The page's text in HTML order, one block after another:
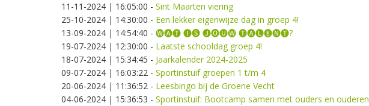
11-11-2024 | 16:05:00 - Sint Maarten viering
25-10-2024 | 14:30:00 - Een lekker eigenwijze dag in groep 4!
13-09-2024 | 14:54:40 - 🅦🅐🅣 🅘🅢 🅙🅞🅤🅦 🅣🅐🅛🅔🅝🅣?
19-07-2024 | 12:30:00 - Laatste schooldag groep 4!
18-07-2024 | 15:34:45 - Jaarkalender 2024-2025
09-07-2024 | 16:03:22 - Sportinstuif groepen 1 t/m 4
20-06-2024 | 11:36:52 - Leesbingo bij de Groene Vecht
04-06-2024 | 15:36:53 - Sportinstuif: Bootcamp samen met ouders en ouderen